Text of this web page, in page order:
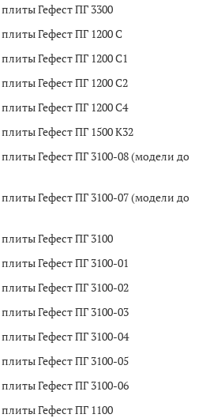
Гефест ПГ 3300
Гефест ПГ 1200 C
Гефест ПГ 1200 C1
Гефест ПГ 1200 C2
Гефест ПГ 1200 C4
Гефест ПГ 1500 K32
Гефест ПГ 3100-08 (модели до
Гефест ПГ 3100-07 (модели до
Гефест ПГ 3100
Гефест ПГ 3100-01
Гефест ПГ 3100-02
Гефест ПГ 3100-03
Гефест ПГ 3100-04
Гефест ПГ 3100-05
Гефест ПГ 3100-06
Гефест ПГ 1100